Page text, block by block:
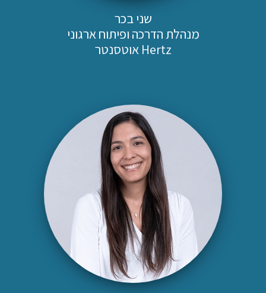
שני בכר
מנהלת הדרכה ופיתוח ארגוני
Hertz אוטסנטר